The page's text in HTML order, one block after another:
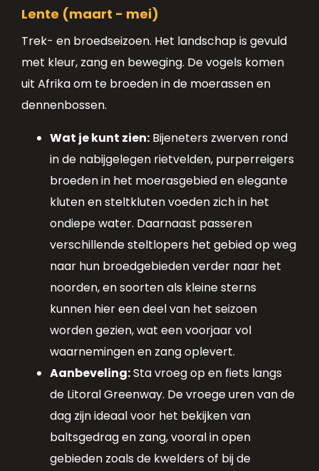
Lente (maart - mei)
Trek- en broedseizoen. Het landschap is gevuld
met kleur, zang en beweging. De vogels komen
uit Afrika om te broeden in de moerassen en
dennenbossen.
Wat je kunt zien: Bijeneters zwerven rond
in de nabijgelegen rietvelden, purperreigers
broeden in het moerasgebied en elegante
kluten en steltkluten voeden zich in het
ondiepe water. Daarnaast passeren
verschillende steltlopers het gebied op weg
naar hun broedgebieden verder naar het
noorden, en soorten als kleine sterns
kunnen hier een deel van het seizoen
worden gezien, wat een voorjaar vol
waarnemingen en zang oplevert.
Aanbeveling:Sta vroeg op en fiets langs
de Litoral Greenway. De vroege uren van de
dag zijn ideaal voor het bekijken van
baltsgedrag en zang, vooral in open
gebieden zoals de kwelders of bij de